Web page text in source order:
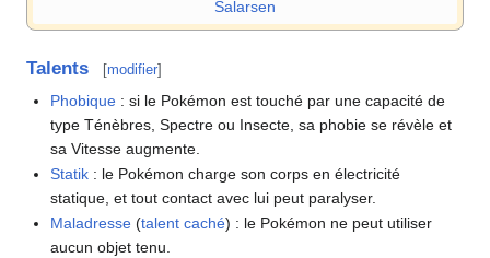
Salarsen
Talents [modifier]
Phobique : si le Pokémon est touché par une capacité de
type Ténèbres, Spectre ou Insecte, sa phobie se révèle et
sa Vitesse augmente.
Statik : le Pokémon charge son corps en électricité
statique, et tout contact avec lui peut paralyser.
Maladresse (talent caché) : le Pokémon ne peut utiliser
aucun objet tenu.